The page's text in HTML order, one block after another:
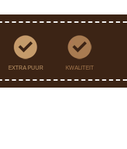
EXTRA PUUR KWALITEIT